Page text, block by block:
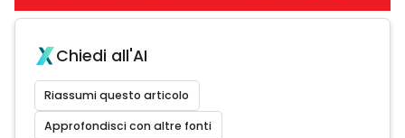
Chiedi all'AI
Riassumi questo articolo
Approfondisci con altre fonti